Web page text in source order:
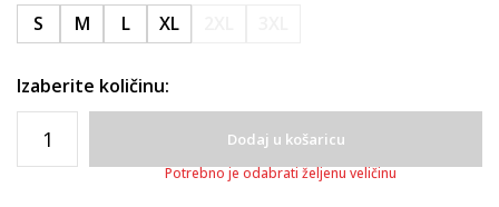
S M L XL
Izaberite količinu:
Dodaj u košaricu
Potrebno je odabrati željenu veličinu